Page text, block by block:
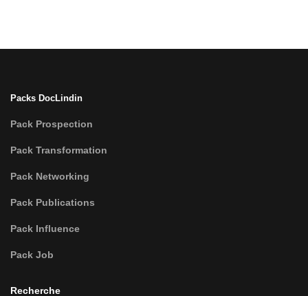
Packs DocLindin
Pack Prospection
Pack Transformation
Pack Networking
Pack Publications
Pack Influence
Pack Job
Recherche